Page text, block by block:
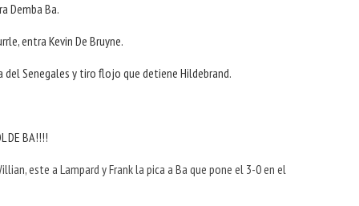
Demba Ba.
entra Kevin De Bruyne.
del Senegales y tiro flojo que detiene Hildebrand.
DE BA!!!!
este a Lampard y Frank la pica a Ba que pone el 3-0 en el